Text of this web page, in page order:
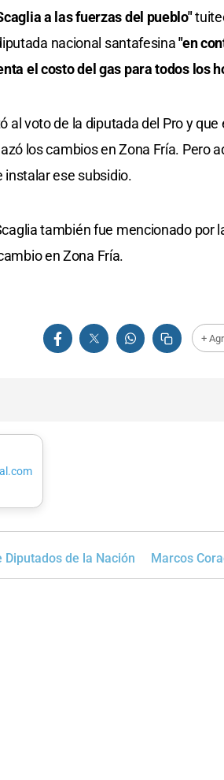
a las fuerzas del pueblo"
nacional santafesina"en
el costo del gas para todos los
al voto de la diputada del Pro y
los cambios en Zona Fría. Pero
instalar ese subsidio.
también fue mencionado por
en Zona Fría.
+
Diputados de la Nación Marcos